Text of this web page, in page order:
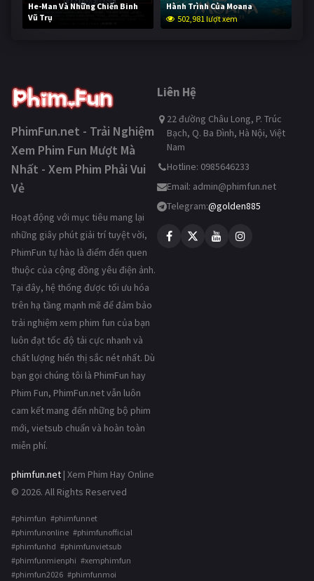
He-Man Và Những Chiến Binh
Vũ Trụ
253,000 lượt xem
Hành Trình Của Moana
502,981 lượt xem
PhimFun.net - Trải Nghiệm
Xem Phim Fun Mượt Mà
Nhất - Xem Phim Phải Vui
Vẻ
Hoạt động với mục tiêu mang lại
những giây phút giải trí tuyệt vời,
PhimFun tự hào là điểm đến quen
thuộc của cộng đồng yêu điện ảnh.
Tại đây, hệ thống được tối ưu hóa
trên hạ tầng mạnh mẽ để đảm bảo
trải nghiệm xem phim fun của bạn
luôn đạt tốc độ tải cực nhanh và
chất lượng hiển thị sắc nét nhất. Dù
bạn gọi chúng tôi là PhimFun hay
Phim Fun, PhimFun.net vẫn luôn
cam kết mang đến những bộ phim
mới, vietsub chuẩn và hoàn toàn
miễn phí.
phimfun.net | Xem Phim Hay Online
© 2026. All Rights Reserved
#phimfun #phimfunnet
#phimfunonline #phimfunofficial
#phimfunhd #phimfunvietsub
#phimfunmienphi #xemphimfun
#phimfun2026 #phimfunmoi
Liên Hệ
22 đường Châu Long, P. Trúc
Bạch, Q. Ba Đình, Hà Nội, Việt
Nam
Hotline: 0985646233
Email: admin@phimfun.net
Telegram:@golden885